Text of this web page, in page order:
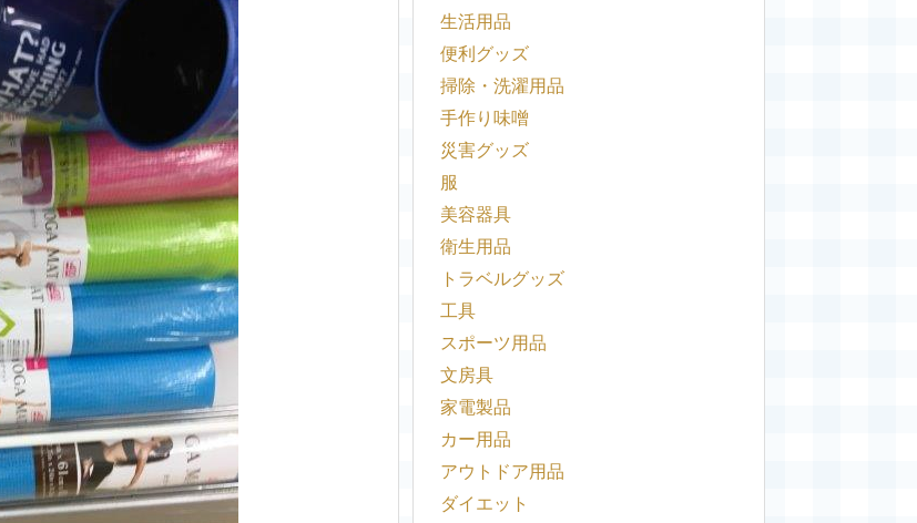
生活用品
便利グッズ
掃除・洗濯用品
手作り味噌
災害グッズ
服
美容器具
衛生用品
トラベルグッズ
工具
スポーツ用品
文房具
家電製品
カー用品
アウトドア用品
ダイエット